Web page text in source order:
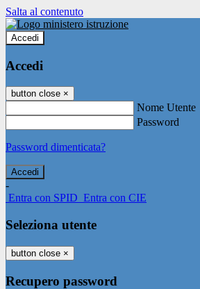
Salta al contenuto
Accedi
Accedi
button close ×
Nome Utente
Password
Password dimenticata?
-
Entra con SPID Entra con CIE
Seleziona utente
button close ×
Recupero password